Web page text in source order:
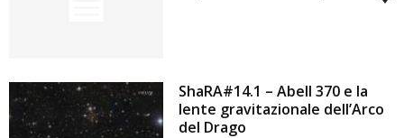
ShaRA#14.1 – Abell 370 e la
lente gravitazionale dell’Arco
del Drago